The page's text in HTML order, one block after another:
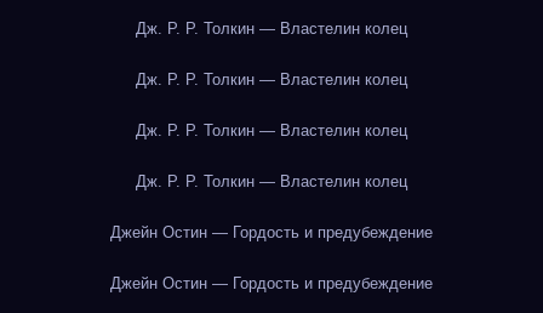
Дж. Р. Р. Толкин — Властелин колец
Дж. Р. Р. Толкин — Властелин колец
Дж. Р. Р. Толкин — Властелин колец
Дж. Р. Р. Толкин — Властелин колец
Джейн Остин — Гордость и предубеждение
Джейн Остин — Гордость и предубеждение